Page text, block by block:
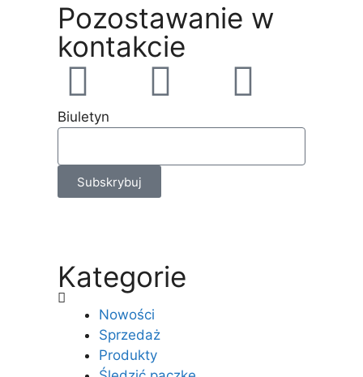
Pozostawanie w
kontakcie
Biuletyn
Subskrybuj
Kategorie
Nowości
Sprzedaż
Produkty